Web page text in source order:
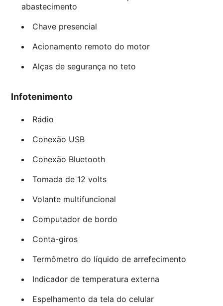
abastecimento
Chave presencial
Acionamento remoto do motor
Alças de segurança no teto
Infotenimento
Rádio
Conexão USB
Conexão Bluetooth
Tomada de 12 volts
Volante multifuncional
Computador de bordo
Conta-giros
Termômetro do líquido de arrefecimento
Indicador de temperatura externa
Espelhamento da tela do celular